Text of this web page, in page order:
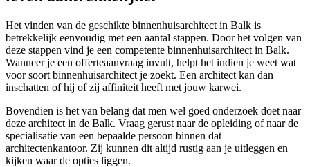
Het vinden van de geschikte binnenhuisarchitect in Balk is
betrekkelijk eenvoudig met een aantal stappen. Door het volgen van
deze stappen vind je een competente binnenhuisarchitect in Balk.
Wanneer je een offerteaanvraag invult, helpt het indien je weet wat
voor soort binnenhuisarchitect je zoekt. Een architect kan dan
inschatten of hij of zij affiniteit heeft met jouw karwei.
Bovendien is het van belang dat men wel goed onderzoek doet naar
deze architect in de Balk. Vraag gerust naar de opleiding of naar de
specialisatie van een bepaalde persoon binnen dat
architectenkantoor. Zij kunnen dit altijd rustig aan je uitleggen en
kijken waar de opties liggen.